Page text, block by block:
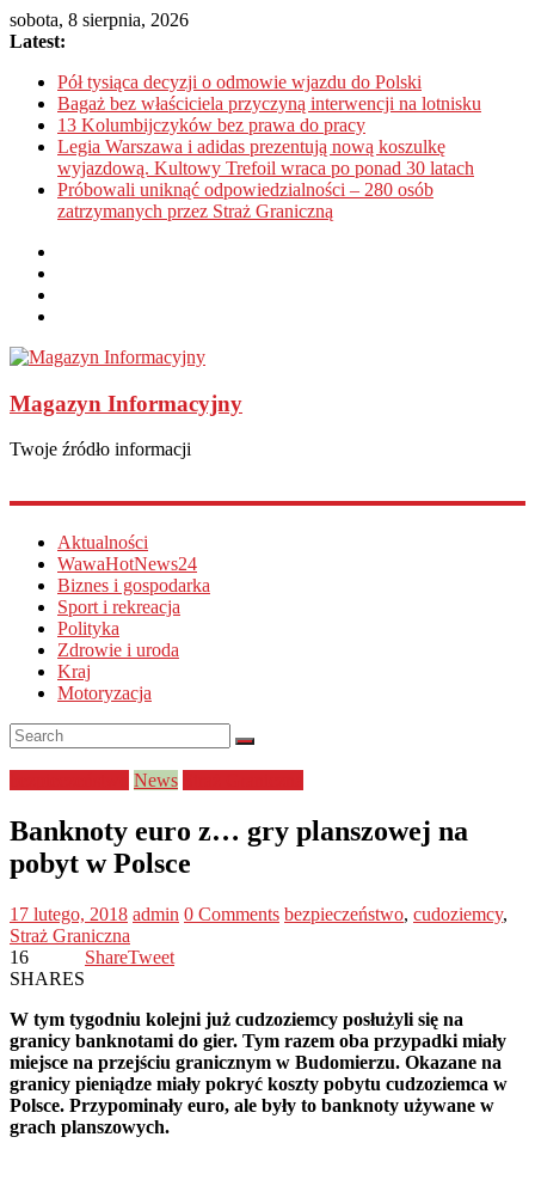
sobota, 8 sierpnia, 2026
Latest:
Pół tysiąca decyzji o odmowie wjazdu do Polski
Bagaż bez właściciela przyczyną interwencji na lotnisku
13 Kolumbijczyków bez prawa do pracy
Legia Warszawa i adidas prezentują nową koszulkę
wyjazdową. Kultowy Trefoil wraca po ponad 30 latach
Próbowali uniknąć odpowiedzialności – 280 osób
zatrzymanych przez Straż Graniczną
Magazyn Informacyjny
Twoje źródło informacji
Aktualności
WawaHotNews24
Biznes i gospodarka
Sport i rekreacja
Polityka
Zdrowie i uroda
Kraj
Motoryzacja
News
Banknoty euro z… gry planszowej na
pobyt w Polsce
17 lutego, 2018 admin 0 Comments bezpieczeństwo, cudoziemcy,
Straż Graniczna
16
SHARES
ShareTweet
W tym tygodniu kolejni już cudzoziemcy posłużyli się na
granicy banknotami do gier. Tym razem oba przypadki miały
miejsce na przejściu granicznym w Budomierzu. Okazane na
granicy pieniądze miały pokryć koszty pobytu cudzoziemca w
Polsce. Przypominały euro, ale były to banknoty używane w
grach planszowych.